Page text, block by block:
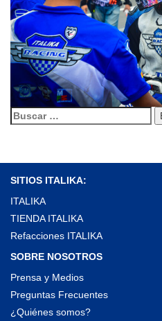
Buscar:
SITIOS ITALIKA:
ITALIKA
TIENDA ITALIKA
Refacciones ITALIKA
SOBRE NOSOTROS
Prensa y Medios
Preguntas Frecuentes
¿Quiénes somos?